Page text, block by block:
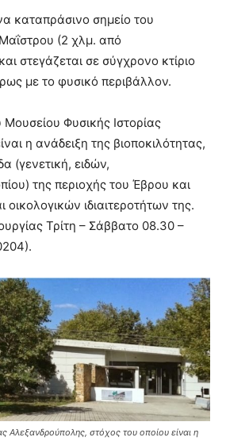
καταπράσινο σημείο του
(2 χλμ. από
στεγάζεται σε σύγχρονο κτίριο
με το φυσικό περιβάλλον.
Φυσικής Ιστορίας
η ανάδειξη της βιοποκιλότητας,
(γενετική, ειδών,
της περιοχής του Έβρου και
ιδιαιτεροτήτων της.
Τρίτη – Σάββατο 08.30 –
Αλεξανδρούπολης, στόχος του οποίου είναι η